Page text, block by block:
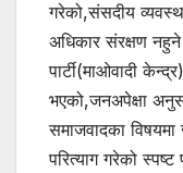
गरेको,संसदीय
अधिकार संरक्षण
पार्टी(माओवादी
भएको,जनअपेक्षा
समाजवादका विषयमा
परित्याग गरेको